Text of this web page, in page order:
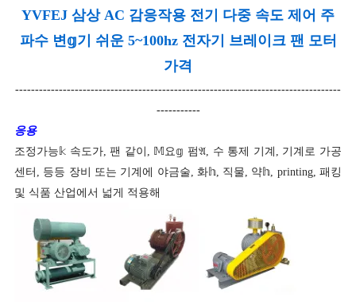
YVFEJ 삼상 AC 감응작용 전기 다중 속도 제어 주
파수 변𝕘기 쉬운 5~100hz 전자기 브레이크 팬 모터
가격
----------------------------------------------------------------------------------
-----------
응용
조정가능𝕜 속도가, 팬 같이, 𝕄요𝕘 펌𝔄, 수 통제 기계, 기계로 가공
센터, 등등 장비 또는 기계에 야금술, 화𝕙, 직물, 약𝕙, printing, 패킹
및 식품 산업에서 넓게 적용해